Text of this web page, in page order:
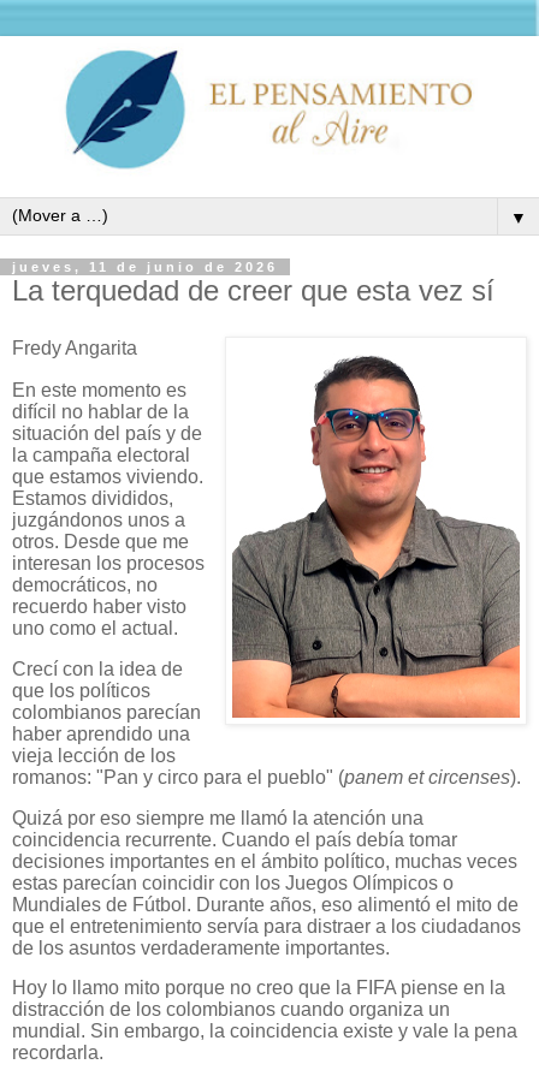
▼
jueves, 11 de junio de 2026
La terquedad de creer que esta vez sí
Fredy Angarita
En este momento es
difícil no hablar de la
situación del país y de
la campaña electoral
que estamos viviendo.
Estamos divididos,
juzgándonos unos a
otros. Desde que me
interesan los procesos
democráticos, no
recuerdo haber visto
uno como el actual.
Crecí con la idea de
que los políticos
colombianos parecían
haber aprendido una
vieja lección de los
romanos: "Pan y circo para el pueblo" (panem et circenses).
Quizá por eso siempre me llamó la atención una
coincidencia recurrente. Cuando el país debía tomar
decisiones importantes en el ámbito político, muchas veces
estas parecían coincidir con los Juegos Olímpicos o
Mundiales de Fútbol. Durante años, eso alimentó el mito de
que el entretenimiento servía para distraer a los ciudadanos
de los asuntos verdaderamente importantes.
Hoy lo llamo mito porque no creo que la FIFA piense en la
distracción de los colombianos cuando organiza un
mundial. Sin embargo, la coincidencia existe y vale la pena
recordarla.